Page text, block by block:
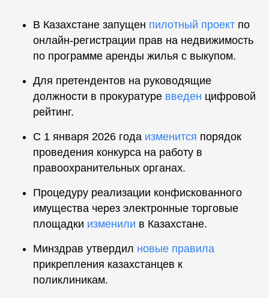
В Казахстане запущен пилотный проект по
онлайн-регистрации прав на недвижимость
по программе аренды жилья с выкупом.
Для претендентов на руководящие
должности в прокуратуре введен цифровой
рейтинг.
С 1 января 2026 года изменится порядок
проведения конкурса на работу в
правоохранительных органах.
Процедуру реализации конфискованного
имущества через электронные торговые
площадки изменили в Казахстане.
Минздрав утвердил новые правила
прикрепления казахстанцев к
поликлиникам.